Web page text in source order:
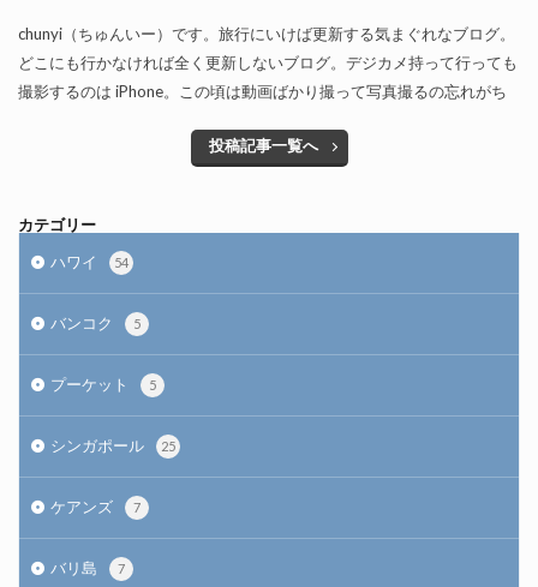
chunyi（ちゅんいー）です。旅行にいけば更新する気まぐれなブログ。
どこにも行かなければ全く更新しないブログ。デジカメ持って行っても
撮影するのは iPhone。この頃は動画ばかり撮って写真撮るの忘れがち
投稿記事一覧へ
カテゴリー
ハワイ
54
バンコク 5
プーケット 5
シンガポール 25
ケアンズ 7
バリ島 7